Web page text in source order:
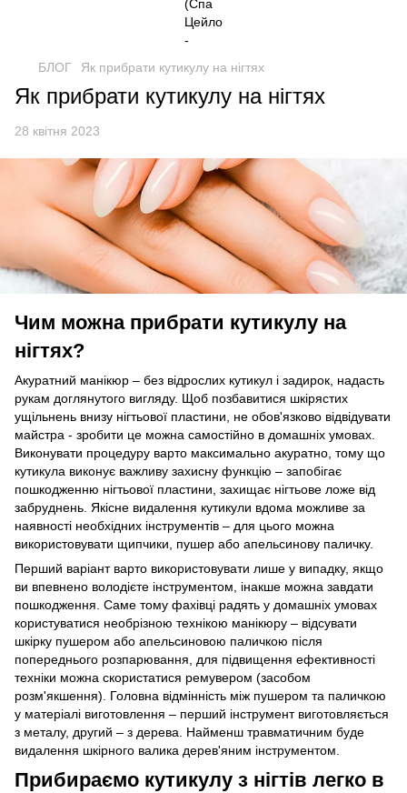
БЛОГ Як прибрати кутикулу на нігтях
Як прибрати кутикулу на нігтях
28 квітня 2023
Чим можна прибрати кутикулу на
нігтях?
Акуратний манікюр – без відрослих кутикул і задирок, надасть
рукам доглянутого вигляду. Щоб позбавитися шкірястих
ущільнень внизу нігтьової пластини, не обов'язково відвідувати
майстра - зробити це можна самостійно в домашніх умовах.
Виконувати процедуру варто максимально акуратно, тому що
кутикула виконує важливу захисну функцію – запобігає
пошкодженню нігтьової пластини, захищає нігтьове ложе від
забруднень. Якісне видалення кутикули вдома можливе за
наявності необхідних інструментів – для цього можна
використовувати щипчики, пушер або апельсинову паличку.
Перший варіант варто використовувати лише у випадку, якщо
ви впевнено володієте інструментом, інакше можна завдати
пошкодження. Саме тому фахівці радять у домашніх умовах
користуватися необрізною технікою манікюру – відсувати
шкірку пушером або апельсиновою паличкою після
попереднього розпарювання, для підвищення ефективності
техніки можна скористатися ремувером (засобом
розм'якшення). Головна відмінність між пушером та паличкою
у матеріалі виготовлення – перший інструмент виготовляється
з металу, другий – з дерева. Найменш травматичним буде
видалення шкірного валика дерев'яним інструментом.
Прибираємо кутикулу з нігтів легко в